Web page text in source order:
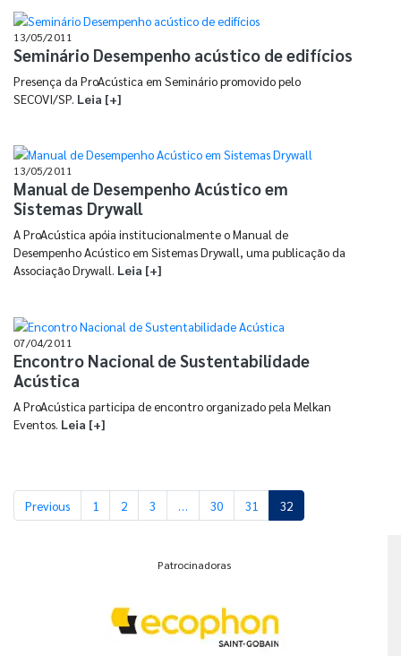
13/05/2011
Seminário Desempenho acústico de edifícios
Presença da ProAcústica em Seminário promovido pelo
SECOVI/SP. Leia [+]
13/05/2011
Manual de Desempenho Acústico em
Sistemas Drywall
A ProAcústica apóia institucionalmente o Manual de
Desempenho Acústico em Sistemas Drywall, uma publicação da
Associação Drywall. Leia [+]
07/04/2011
Encontro Nacional de Sustentabilidade
Acústica
A ProAcústica participa de encontro organizado pela Melkan
Eventos. Leia [+]
Previous 1 2 3 … 30 31 32
Patrocinadoras